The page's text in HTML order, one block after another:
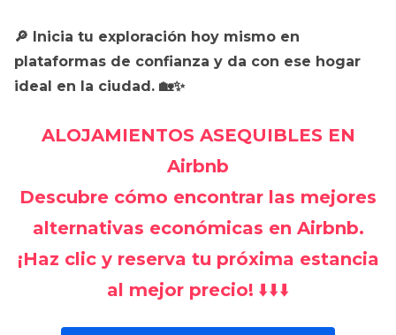
🔎 Inicia tu exploración hoy mismo en
plataformas de confianza y da con ese hogar
ideal en la ciudad. 🏡✨
ALOJAMIENTOS ASEQUIBLES EN
Airbnb
Descubre cómo encontrar las mejores
alternativas económicas en Airbnb.
¡Haz clic y reserva tu próxima estancia
al mejor precio! ⬇️⬇️⬇️